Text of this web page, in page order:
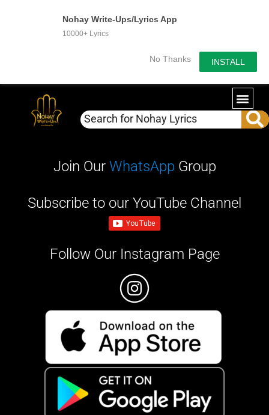
Nohay Write-Ups/Lyrics App
10000+ Lyrics
No Thanks INSTALL
Join Our WhatsApp Group
Subscribe to our YouTube Channel
Follow Our Instagram Page